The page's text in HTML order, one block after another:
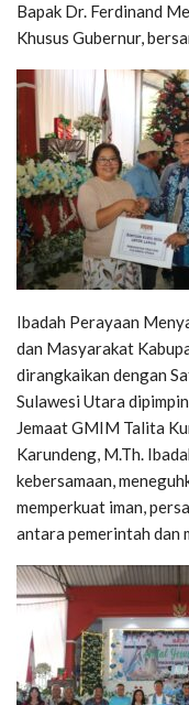
Bapak Dr. Ferdinand
Khusus Gubernur,
Ibadah Perayaan
dan Masyarakat
dirangkaikan dengan
Sulawesi Utara
Jemaat GMIM Talita
Karundeng, M.Th.
kebersamaan,
memperkuat iman,
antara pemerintah dan